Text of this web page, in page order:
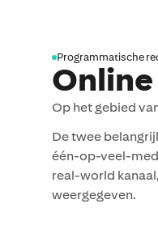
Programmatische
Op het gebied
De twee
één-op-veel-
real-world
weergegeven.